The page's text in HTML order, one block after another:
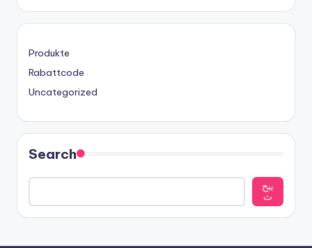
Produkte
Rabattcode
Uncategorized
Search
يبح
ث